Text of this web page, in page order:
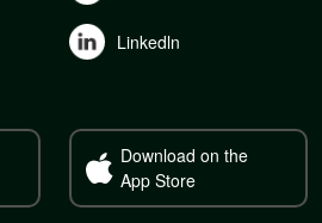
Linkedln
Download on the
App Store